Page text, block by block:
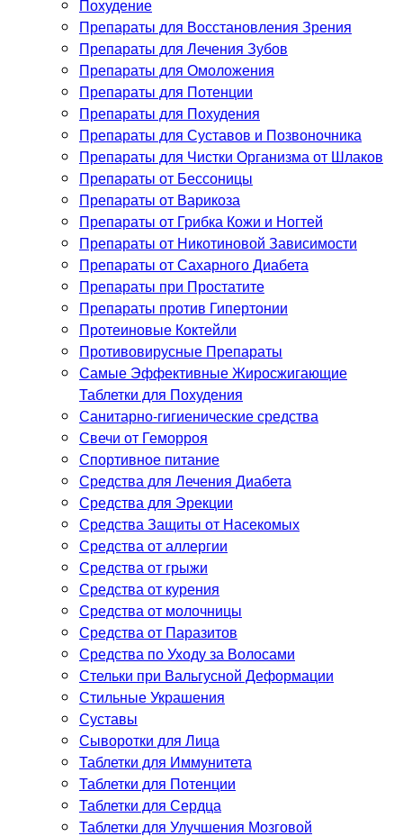
Похудение
Препараты для Восстановления Зрения
Препараты для Лечения Зубов
Препараты для Омоложения
Препараты для Потенции
Препараты для Похудения
Препараты для Суставов и Позвоночника
Препараты для Чистки Организма от Шлаков
Препараты от Бессоницы
Препараты от Варикоза
Препараты от Грибка Кожи и Ногтей
Препараты от Никотиновой Зависимости
Препараты от Сахарного Диабета
Препараты при Простатите
Препараты против Гипертонии
Протеиновые Коктейли
Противовирусные Препараты
Самые Эффективные Жиросжигающие
Таблетки для Похудения
Санитарно-гигиенические средства
Свечи от Геморроя
Спортивное питание
Средства для Лечения Диабета
Средства для Эрекции
Средства Защиты от Насекомых
Средства от аллергии
Средства от грыжи
Средства от курения
Средства от молочницы
Средства от Паразитов
Средства по Уходу за Волосами
Стельки при Вальгусной Деформации
Стильные Украшения
Суставы
Сыворотки для Лица
Таблетки для Иммунитета
Таблетки для Потенции
Таблетки для Сердца
Таблетки для Улучшения Мозговой